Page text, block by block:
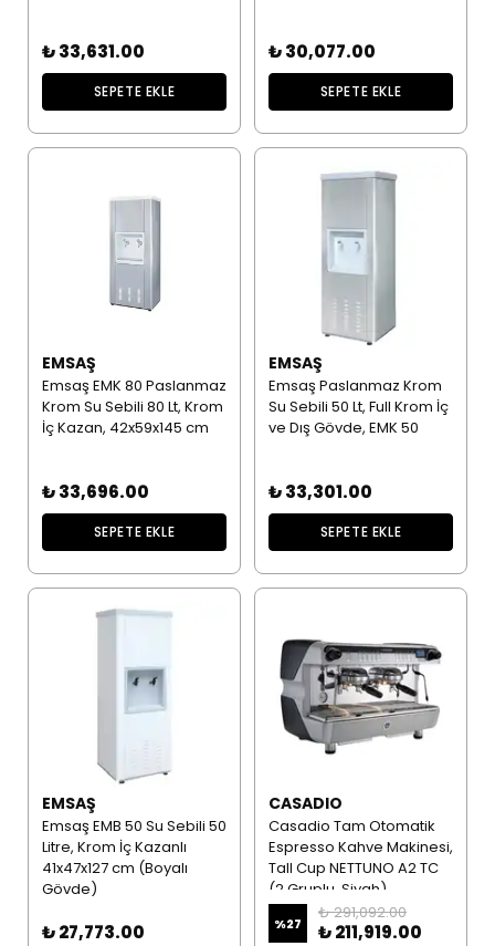
₺ 33,631.00
SEPETE EKLE
₺ 30,077.00
SEPETE EKLE
EMSAŞ
Emsaş EMK 80 Paslanmaz
Krom Su Sebili 80 Lt, Krom
İç Kazan, 42x59x145 cm
₺ 33,696.00
SEPETE EKLE
EMSAŞ
Emsaş Paslanmaz Krom
Su Sebili 50 Lt, Full Krom İç
ve Dış Gövde, EMK 50
₺ 33,301.00
SEPETE EKLE
EMSAŞ
Emsaş EMB 50 Su Sebili 50
Litre, Krom İç Kazanlı
41x47x127 cm (Boyalı
Gövde)
₺ 27,773.00
CASADIO
Casadio Tam Otomatik
Espresso Kahve Makinesi,
Tall Cup NETTUNO A2 TC
(2 Gruplu, Siyah)
%27
₺ 291,092.00
₺ 211,919.00